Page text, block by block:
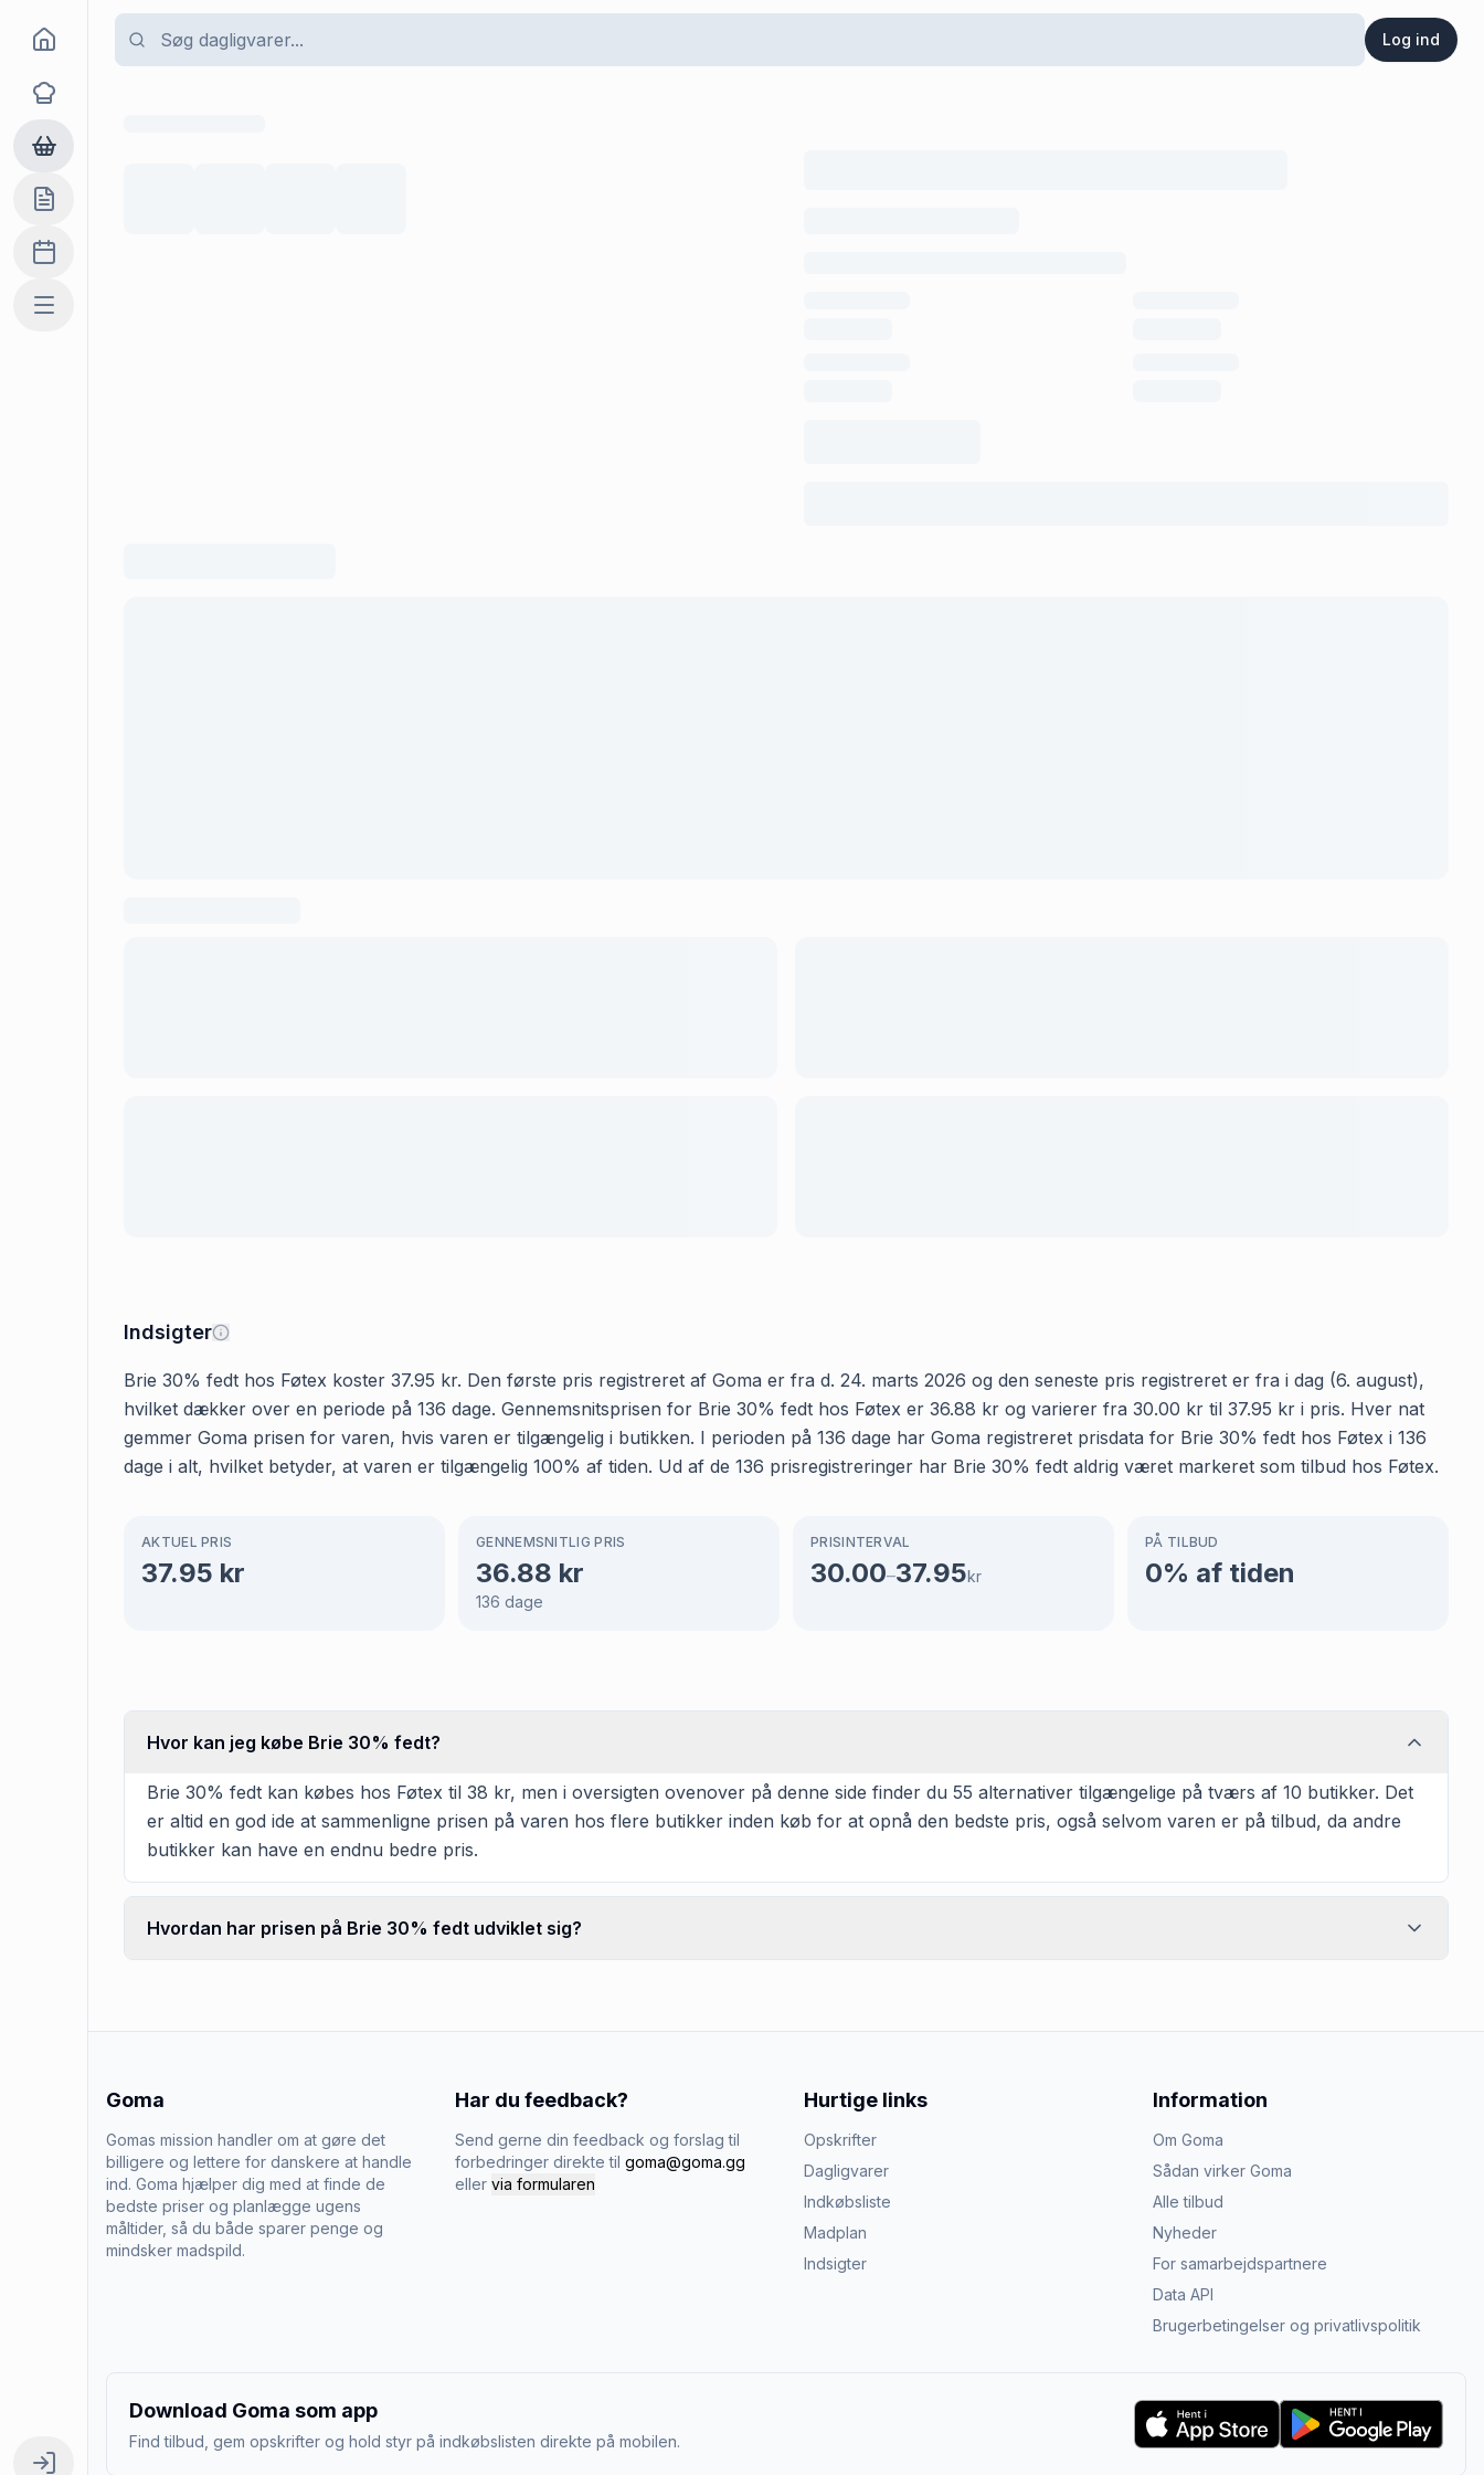
Log ind
Goma
Opskrifter
Dagligvarer
Indkøbslisten
Madplan
Mere
Indsigter
Brie 30% fedt hos Føtex koster 37.95 kr. Den første pris registreret af Goma er fra d. 24. marts 2026 og den seneste pris registreret er fra i dag (6. august),
hvilket dækker over en periode på 136 dage. Gennemsnitsprisen for Brie 30% fedt hos Føtex er 36.88 kr og varierer fra 30.00 kr til 37.95 kr i pris. Hver nat
gemmer Goma prisen for varen, hvis varen er tilgængelig i butikken. I perioden på 136 dage har Goma registreret prisdata for Brie 30% fedt hos Føtex i 136
dage i alt, hvilket betyder, at varen er tilgængelig 100% af tiden. Ud af de 136 prisregistreringer har Brie 30% fedt aldrig været markeret som tilbud hos Føtex.
AKTUEL PRIS
37.95 kr
GENNEMSNITLIG PRIS
36.88 kr
136 dage
PRISINTERVAL
30.00–37.95kr
PÅ TILBUD
0% af tiden
Hvor kan jeg købe Brie 30% fedt?
Brie 30% fedt kan købes hos Føtex til 38 kr, men i oversigten ovenover på denne side finder du 55 alternativer tilgængelige på tværs af 10 butikker. Det
er altid en god ide at sammenligne prisen på varen hos flere butikker inden køb for at opnå den bedste pris, også selvom varen er på tilbud, da andre
butikker kan have en endnu bedre pris.
Hvordan har prisen på Brie 30% fedt udviklet sig?
Goma
Gomas mission handler om at gøre det
billigere og lettere for danskere at handle
ind. Goma hjælper dig med at finde de
bedste priser og planlægge ugens
måltider, så du både sparer penge og
mindsker madspild.
Har du feedback?
Send gerne din feedback og forslag til
forbedringer direkte til goma@goma.gg
eller via formularen
Hurtige links
Opskrifter
Dagligvarer
Indkøbsliste
Madplan
Indsigter
Information
Om Goma
Sådan virker Goma
Alle tilbud
Nyheder
For samarbejdspartnere
Data API
Brugerbetingelser og privatlivspolitik
Download Goma som app
Find tilbud, gem opskrifter og hold styr på indkøbslisten direkte på mobilen.